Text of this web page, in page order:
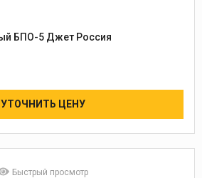
Редуктор пропановый БПО-5 Джет Россия
УТОЧНИТЬ ЦЕНУ
Быстрый просмотр